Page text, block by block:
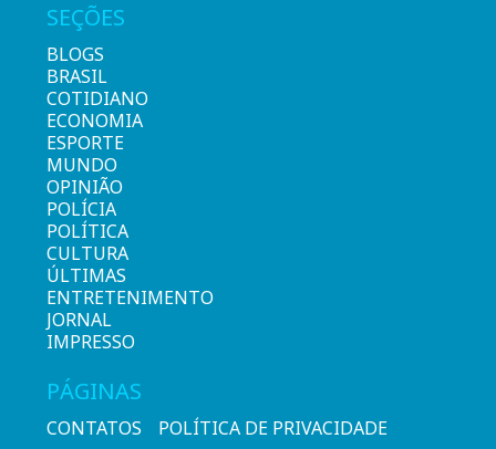
SEÇÕES
BLOGS
BRASIL
COTIDIANO
ECONOMIA
ESPORTE
MUNDO
OPINIÃO
POLÍCIA
POLÍTICA
CULTURA
ÚLTIMAS
ENTRETENIMENTO
JORNAL
IMPRESSO
PÁGINAS
CONTATOS POLÍTICA DE PRIVACIDADE